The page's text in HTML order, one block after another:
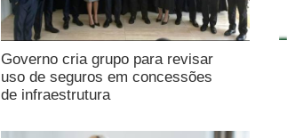
Governo cria grupo para revisar
uso de seguros em concessões
de infraestrutura